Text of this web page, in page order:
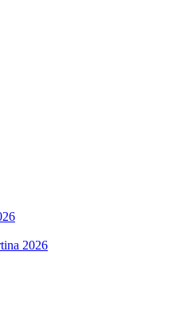
2026